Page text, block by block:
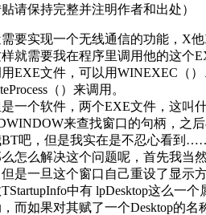
贴请保持完整并注明作者和出处）
要实现一个无线通信的功能，X
就需要我在程序里调用他的这个
EXE文件，可以用WINEXEC（）
（）来调用。
一个软件，两个EXE文件，这叫
来查找窗口的句柄，之
BT吧，但是我实在是不忍心看到
怎么解决这个问题呢，首先我当
是一旦这个窗口自己重设了显示
中有 lpDesktop这么一
，而如果对其赋了一个Desktop的名